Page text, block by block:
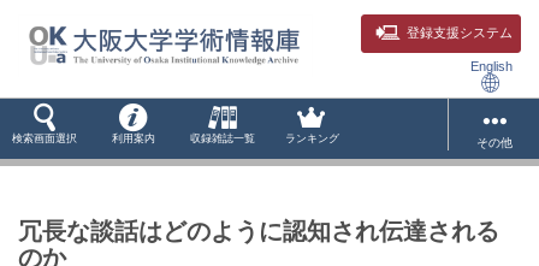
登録支援システム
English
検索画面選択 利用案内 収録雑誌一覧 ランキング その他
冗長な談話はどのように認知され伝達される
のか